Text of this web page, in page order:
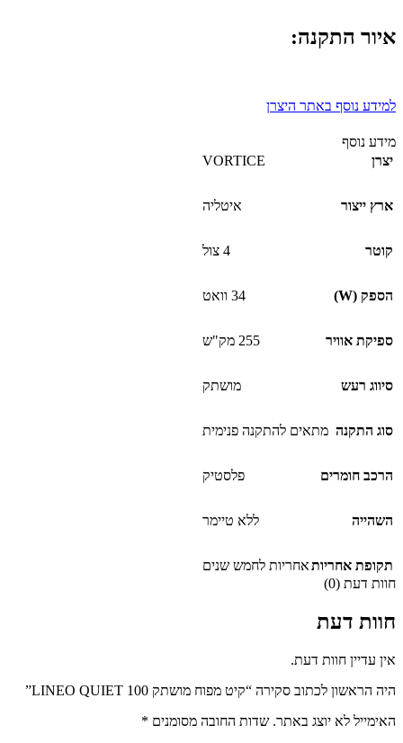
איור התקנה:
למידע נוסף באתר היצרן
מידע נוסף
יצרן
VORTICE
ארץ ייצור איטליה
קוטר 4 צול
הספק (W) 34 וואט
ספיקת אוויר 255 מק"ש
סיווג רעש מושתק
סוג התקנה מתאים להתקנה פנימית
הרכב חומרים פלסטיק
השהייה ללא טיימר
תקופת אחריותאחריות לחמש שנים
חוות דעת (0)
חוות דעת
אין עדיין חוות דעת.
היה הראשון לכתוב סקירה “קיט מפוח מושתק 100 LINEO QUIET”
האימייל לא יוצג באתר. שדות החובה מסומנים *